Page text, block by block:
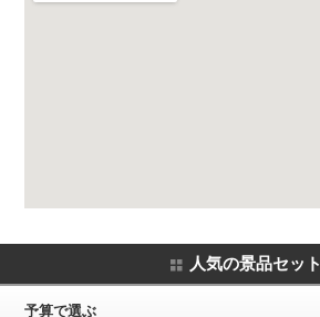
人気の景品セット
予算で選ぶ